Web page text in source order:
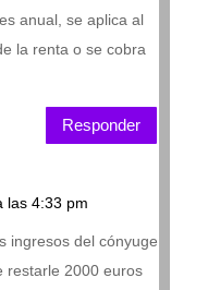
anual, se aplica al
la renta o se cobra
Responder
las 4:33 pm
ingresos del cónyuge
restarle 2000 euros